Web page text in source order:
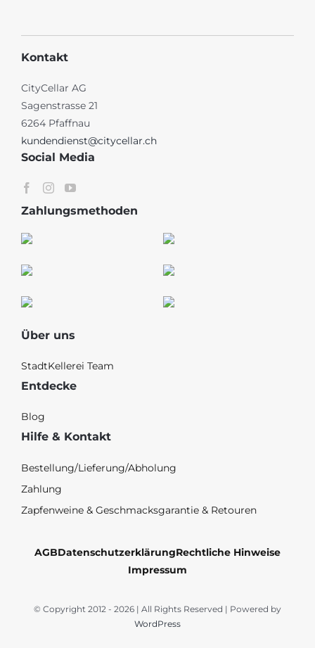
Kontakt
CityCellar AG
Sagenstrasse 21
6264 Pfaffnau
kundendienst@citycellar.ch
Social Media
Zahlungsmethoden
Über uns
StadtKellerei Team
Entdecke
Blog
Hilfe & Kontakt
Bestellung/Lieferung/Abholung
Zahlung
Zapfenweine & Geschmacksgarantie & Retouren
AGBDatenschutzerklärungRechtliche Hinweise
Impressum
© Copyright 2012 - 2026 | All Rights Reserved | Powered by
WordPress